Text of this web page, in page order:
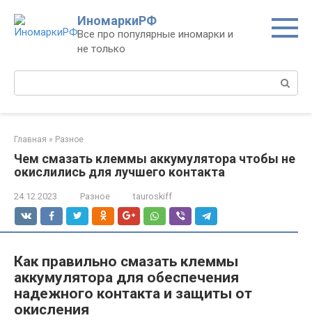
контенту
ИномаркиРФ
Все про популярные иномарки и
не только
Поиск:
Главная » Разное
Чем смазать клеммы аккумулятора чтобы не
окислились для лучшего контакта
24.12.2023 Разное tauroskiff
Как правильно смазать клеммы
аккумулятора для обеспечения
надежного контакта и защиты от
окисления